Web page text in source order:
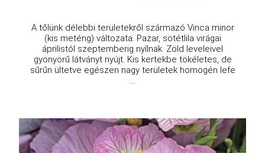
A tőlünk délebbi területekről származó Vinca minor
(kis meténg) változata. Pazar, sötétlila virágai
áprilistól szeptemberig nyílnak. Zöld leveleivel
gyönyörű látványt nyújt. Kis kertekbe tökéletes, de
sűrűn ültetve egészen nagy területek homogén lefe
...